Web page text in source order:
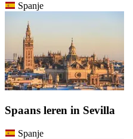
Spanje
Spaans leren in Sevilla
Spanje